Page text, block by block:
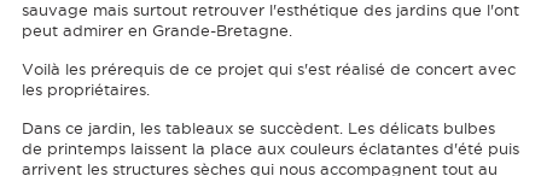
sauvage mais surtout retrouver l'esthétique des jardins que l'ont
peut admirer en Grande-Bretagne.
Voilà les prérequis de ce projet qui s'est réalisé de concert avec
les propriétaires.
Dans ce jardin, les tableaux se succèdent. Les délicats bulbes
de printemps laissent la place aux couleurs éclatantes d'été puis
arrivent les structures sèches qui nous accompagnent tout au